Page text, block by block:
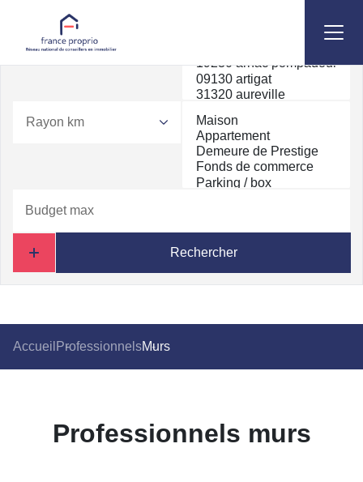
Rayon km
Rechercher
Accueil ProfessionnelsMurs
Professionnels murs